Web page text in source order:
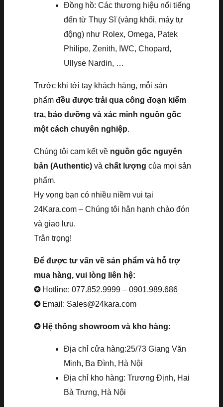
Đồng hồ: Các thương hiệu nổi tiếng
đến từ Thụy Sĩ (vàng khối, máy tự
động) như Rolex, Omega, Patek
Philipe, Zenith, IWC, Chopard,
Ullyse Nardin, …
Trước khi tới tay khách hàng, mỗi sản
phẩm đều được trải qua công đoạn kiểm
tra, bảo dưỡng và xác minh nguồn gốc
một cách chuyên nghiệp.
Chúng tôi cam kết về nguồn gốc nguyên
bản (Authentic) và chất lượng của mọi sản
phẩm.
Hy vọng bạn có nhiều niềm vui tại
24Kara.com – Chúng tôi hân hạnh chào đón
và giao lưu.
Trân trọng!
Để được tư vấn về sản phẩm và hỗ trợ
mua hàng, vui lòng liên hệ:
✪ Hotline: 077.852.9999 – 0901.989.686
✪ Email: Sales@24kara.com
✪ Hệ thống showroom và kho hàng:
Địa chỉ cửa hàng:25/73 Giang Văn
Minh, Ba Đình, Hà Nội
Địa chỉ kho hàng: Trương Định, Hai
Bà Trưng, Hà Nội